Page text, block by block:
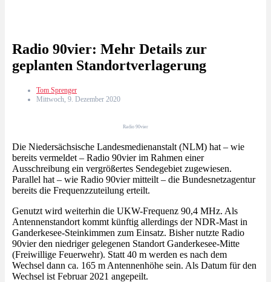
Radio 90vier: Mehr Details zur
geplanten Standortverlagerung
Tom Sprenger
Mittwoch, 9. Dezember 2020
Radio 90vier
Die Niedersächsische Landesmedienanstalt (NLM) hat – wie
bereits vermeldet – Radio 90vier im Rahmen einer
Ausschreibung ein vergrößertes Sendegebiet zugewiesen.
Parallel hat – wie Radio 90vier mitteilt – die Bundesnetzagentur
bereits die Frequenzzuteilung erteilt.
Genutzt wird weiterhin die UKW-Frequenz 90,4 MHz. Als
Antennenstandort kommt künftig allerdings der NDR-Mast in
Ganderkesee-Steinkimmen zum Einsatz. Bisher nutzte Radio
90vier den niedriger gelegenen Standort Ganderkesee-Mitte
(Freiwillige Feuerwehr). Statt 40 m werden es nach dem
Wechsel dann ca. 165 m Antennenhöhe sein. Als Datum für den
Wechsel ist Februar 2021 angepeilt.